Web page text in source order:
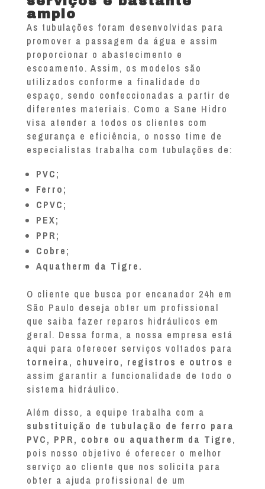
amplo
As tubulações foram desenvolvidas para
promover a passagem da água e assim
proporcionar o abastecimento e
escoamento. Assim, os modelos são
utilizados conforme a finalidade do
espaço, sendo confeccionadas a partir de
diferentes materiais. Como a Sane Hidro
visa atender a todos os clientes com
segurança e eficiência, o nosso time de
especialistas trabalha com tubulações de:
PVC;
Ferro;
CPVC;
PEX;
PPR;
Cobre;
Aquatherm da Tigre.
O cliente que busca por encanador 24h em
São Paulo deseja obter um profissional
que saiba fazer reparos hidráulicos em
geral. Dessa forma, a nossa empresa está
aqui para oferecer serviços voltados para
torneira, chuveiro, registros e outros e
assim garantir a funcionalidade de todo o
sistema hidráulico.
Além disso, a equipe trabalha com a
substituição de tubulação de ferro para
PVC, PPR, cobre ou aquatherm da Tigre,
pois nosso objetivo é oferecer o melhor
serviço ao cliente que nos solicita para
obter a ajuda profissional de um